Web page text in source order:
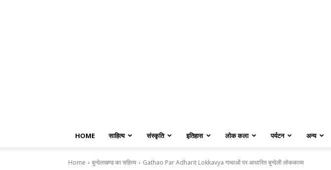
HOME साहित्य संस्कृति इतिहास लोक कला पर्यटन अन्य
Home बुन्देलखण्ड का सहित्य Gathao Par Adharit Lokkavya गाथाओं पर आधारित बुन्देली लोककाव्य